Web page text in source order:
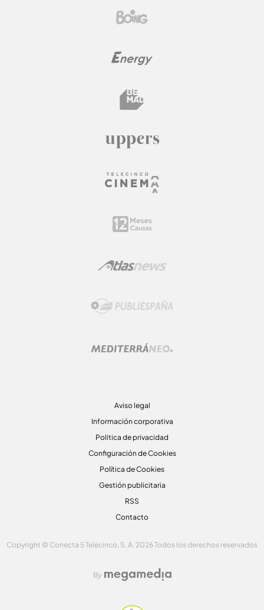
Aviso legal
Información corporativa
Politica de privacidad
Configuración de Cookies
Política de Cookies
Gestión publicitaria
RSS
Contacto
Copyright © Conecta 5 Telecinco, S. A. 2026 Todos los derechos reservados
By